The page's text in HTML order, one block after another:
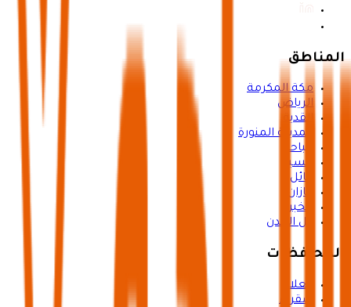
المناطق
مكة المكرمة
الرياض
القدية
المدينة المنورة
الباحة
عسير
حائل
جازان
الخبر
كل المدن
المحافظات
العلا
شقراء